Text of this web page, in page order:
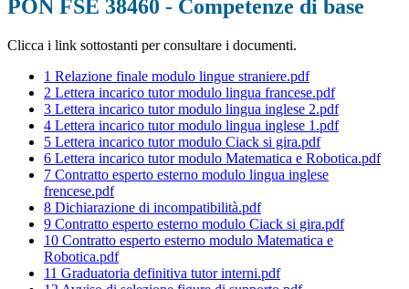
PON FSE 38460 - Competenze di base
Clicca i link sottostanti per consultare i documenti.
1 Relazione finale modulo lingue straniere.pdf
2 Lettera incarico tutor modulo lingua francese.pdf
3 Lettera incarico tutor modulo lingua inglese 2.pdf
4 Lettera incarico tutor modulo lingua inglese 1.pdf
5 Lettera incarico tutor modulo Ciack si gira.pdf
6 Lettera incarico tutor modulo Matematica e Robotica.pdf
7 Contratto esperto esterno modulo lingua inglese
frencese.pdf
8 Dichiarazione di incompatibilità.pdf
9 Contratto esperto esterno modulo Ciack si gira.pdf
10 Contratto esperto esterno modulo Matematica e
Robotica.pdf
11 Graduatoria definitiva tutor interni.pdf